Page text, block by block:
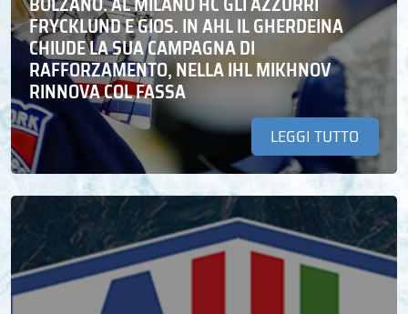
FRYCKLUND E GIOS. IN AHL IL GHERDEINA
CHIUDE LA SUA CAMPAGNA DI
RAFFORZAMENTO, NELLA IHL MIKHNOV
RINNOVA COL FASSA
LEGGI TUTTO